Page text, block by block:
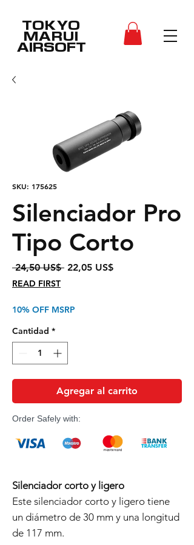
TOKYO
MARUI
AIRSOFT
SKU: 175625
Silenciador Pro
Tipo Corto
24,50 US$ Precio
22,05 US$Precio
READ FIRST
10% OFF MSRP
Cantidad *
Agregar al carrito
Order Safely with:
Silenciador corto y ligero
Este silenciador corto y ligero tiene
un diámetro de 30 mm y una longitud
de 117 mm.